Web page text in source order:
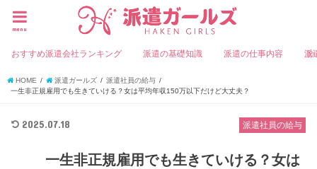
menu
おすすめ派遣会社ランキング 派遣の基礎知識 派遣の仕事内容 派
HOME 派遣ガールズ
派遣社員の給与
一生非正規雇用でも生きていける？女は平均年収150万以下だけど大丈夫？
派遣社員の給与
2025.07.18
一生非正規雇用でも生きていける？女は